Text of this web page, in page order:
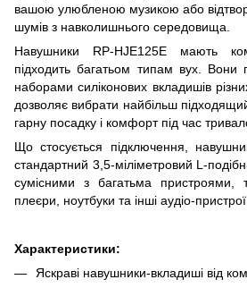
вашою улюбленою музикою або
шумів з навколишнього середовища.
Навушники RP-HJE125E мають
підходить багатьом типам вух. Вони
наборами силіконових вкладишів
дозволяє вибрати найбільш
гарну посадку і комфорт під час
Що стосується підключення,
стандартний 3,5-міліметровий L-
сумісними з багатьма пристроями,
плеєри, ноутбуки та інші аудіо-пристрої.
Характеристики:
Яскраві навушники-вкладиші від